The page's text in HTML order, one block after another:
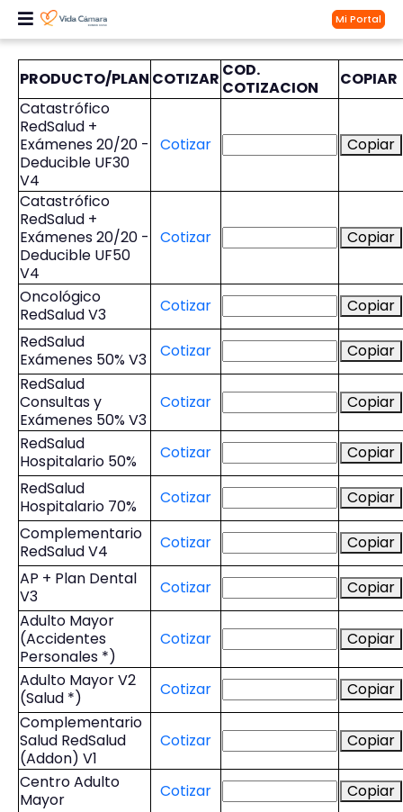
Mi Portal
PRODUCTO/PLAN COTIZAR COD.
COTIZACION
COPIAR
Catastrófico
RedSalud +
Exámenes 20/20 -
Deducible UF30
V4
Cotizar Copiar
Catastrófico
RedSalud +
Exámenes 20/20 -
Deducible UF50
V4
Cotizar Copiar
Oncológico
RedSalud V3
Cotizar
Copiar
RedSalud
Exámenes 50% V3
Cotizar
Copiar
RedSalud
Consultas y
Exámenes 50% V3
Cotizar
Copiar
RedSalud
Hospitalario 50%
Cotizar
Copiar
RedSalud
Hospitalario 70%
Cotizar
Copiar
Complementario
RedSalud V4
Cotizar
Copiar
AP + Plan Dental
V3
Cotizar
Copiar
Adulto Mayor
(Accidentes
Personales *)
Cotizar
Copiar
Adulto Mayor V2
(Salud *)
Cotizar
Copiar
Complementario
Salud RedSalud
(Addon) V1
Cotizar
Copiar
Centro Adulto
Mayor
Cotizar
Copiar